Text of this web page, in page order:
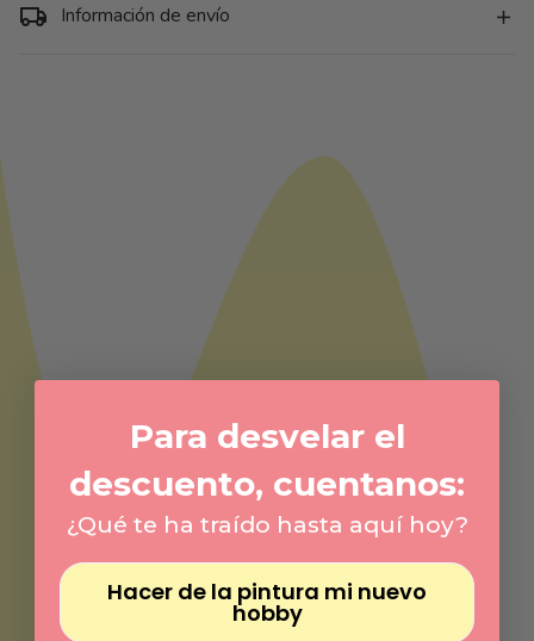
Información de envío
Para desvelar el
descuento, cuentanos:
¿Qué te ha traído hasta aquí hoy?
Hacer de la pintura mi nuevo
hobby